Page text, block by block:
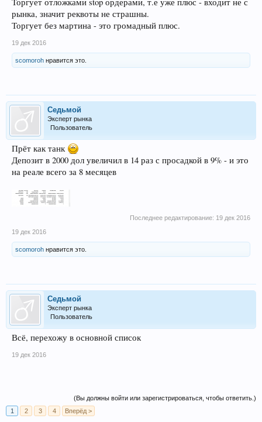
рынка, значит реквоты не страшны.
Торгует без мартина - это громадный плюс.
19 дек 2016
scomoroh нравится это.
Седьмой
Эксперт рынка
Пользователь
Прёт как танк
Депозит в 2000 дол увеличил в 14 раз с просадкой в 9% - и это
на реале всего за 8 месяцев
Последнее редактирование: 19 дек 2016
19 дек 2016
scomoroh нравится это.
Седьмой
Эксперт рынка
Пользователь
Всё, перехожу в основной список
19 дек 2016
(Вы должны войти или зарегистрироваться, чтобы ответить.)
1
2 3 4 Вперёд >